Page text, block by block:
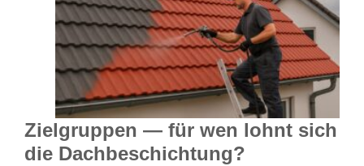
Zielgruppen — für wen lohnt sich
die Dachbeschichtung?